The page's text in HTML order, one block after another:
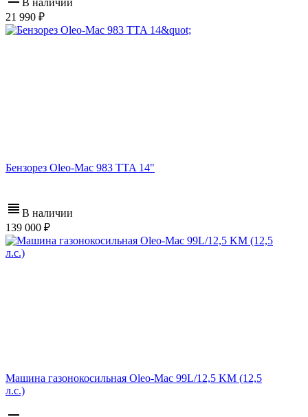
В наличии
21 990
Бензорез Oleo-Mac 983 TTA 14"
В наличии
139 000
Машина газонокосильная Oleo-Mac 99L/12,5 KM (12,5
л.с.)